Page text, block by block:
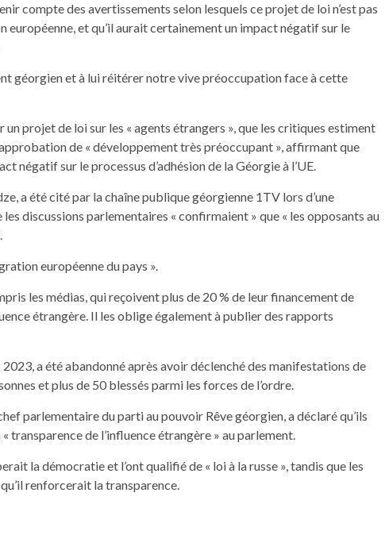
compte des avertissements selon lesquels ce projet de loi n’est pas
européenne, et qu’il aurait certainement un impact négatif sur le
géorgien et à lui réitérer notre vive préoccupation face à cette
projet de loi sur les « agents étrangers », que les critiques estiment
de « développement très préoccupant », affirmant que
négatif sur le processus d’adhésion de la Géorgie à l’UE.
a été cité par la chaîne publique géorgienne 1TV lors d’une
discussions parlementaires « confirmaient » que « les opposants au
européenne du pays ».
les médias, qui reçoivent plus de 20 % de leur financement de
étrangère. Il les oblige également à publier des rapports
a été abandonné après avoir déclenché des manifestations de
et plus de 50 blessés parmi les forces de l’ordre.
parlementaire du parti au pouvoir Rêve géorgien, a déclaré qu’ils
transparence de l’influence étrangère » au parlement.
la démocratie et l’ont qualifié de « loi à la russe », tandis que les
renforcerait la transparence.